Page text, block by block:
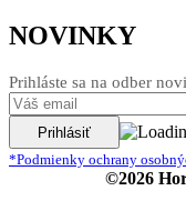
NOVINKY
Prihláste sa na odber
*Podmienky ochrany
©2026